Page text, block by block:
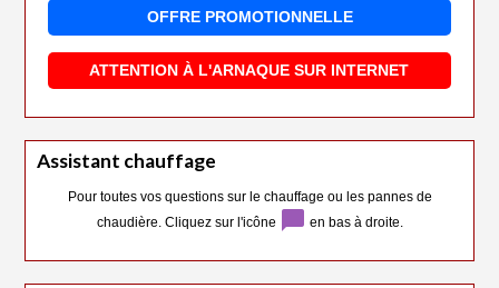
OFFRE PROMOTIONNELLE
ATTENTION À L'ARNAQUE SUR INTERNET
Assistant chauffage
Pour toutes vos questions sur le chauffage ou les pannes de
chaudière. Cliquez sur l'icône
chat_bubble en bas à droite.